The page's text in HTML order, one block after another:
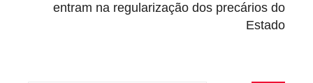
entram na regularização dos precários do
Estado